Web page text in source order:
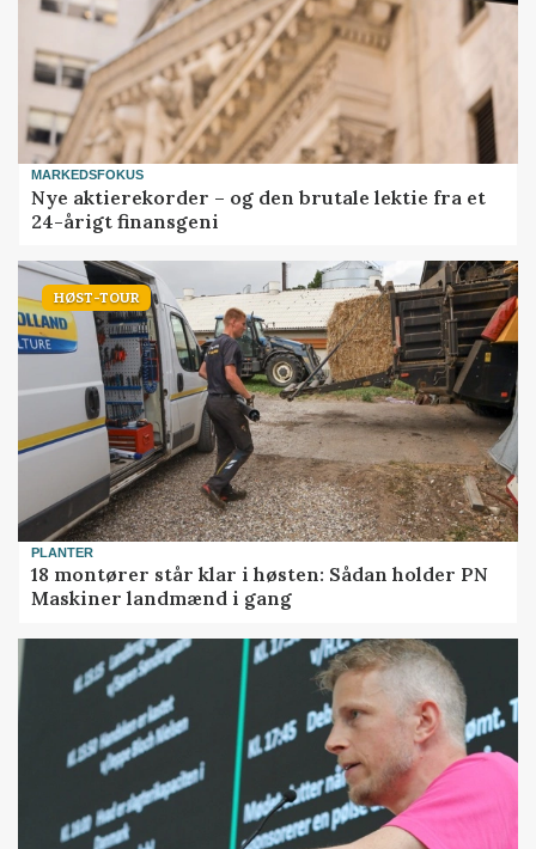
MARKEDSFOKUS
Nye aktierekorder – og den brutale lektie fra et
24-årigt finansgeni
HØST-TOUR
PLANTER
18 montører står klar i høsten: Sådan holder PN
Maskiner landmænd i gang